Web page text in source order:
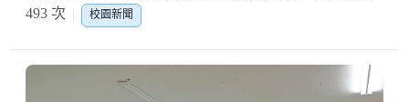
493 次
校園新聞